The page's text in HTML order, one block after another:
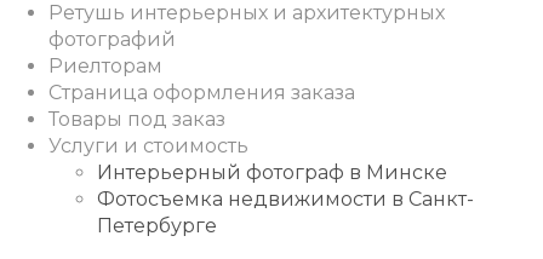
Ретушь интерьерных и архитектурных
фотографий
Риелторам
Страница оформления заказа
Товары под заказ
Услуги и стоимость
Интерьерный фотограф в Минске
Фотосъемка недвижимости в Санкт-
Петербурге